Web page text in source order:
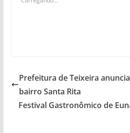
Prefeitura de Teixeira
bairro Santa Rita
Festival Gastronômico de